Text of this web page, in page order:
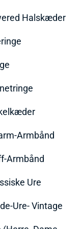
Halskæder
Armbånd
Armbånd
Ure
Ure- Vintage